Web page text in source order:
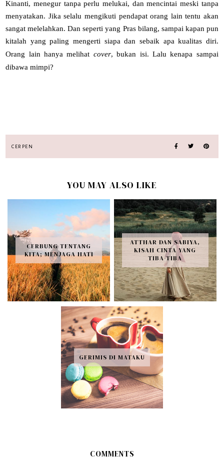
Kinanti, menegur tanpa perlu melukai, dan mencintai meski tanpa
menyatakan. Jika selalu mengikuti pendapat orang lain tentu akan
sangat melelahkan. Dan seperti yang Pras bilang, sampai kapan pun
kitalah yang paling mengerti siapa dan sebaik apa kualitas diri.
Orang lain hanya melihat cover, bukan isi. Lalu kenapa sampai
dibawa mimpi?
CERPEN
YOU MAY ALSO LIKE
CERBUNG TENTANG
KITA; MENJAGA HATI
ATTHAR DAN SABIYA,
KISAH CINTA YANG
TIBA-TIBA
GERIMIS DI MATAKU
COMMENTS